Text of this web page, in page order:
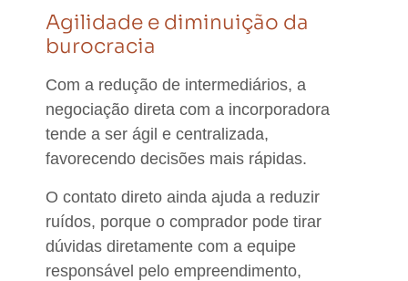
Agilidade e diminuição da
burocracia
Com a redução de intermediários, a
negociação direta com a incorporadora
tende a ser ágil e centralizada,
favorecendo decisões mais rápidas.
O contato direto ainda ajuda a reduzir
ruídos, porque o comprador pode tirar
dúvidas diretamente com a equipe
responsável pelo empreendimento,